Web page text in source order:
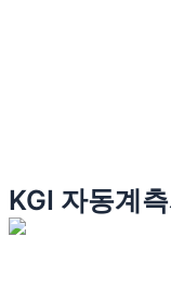
KGI 자동계